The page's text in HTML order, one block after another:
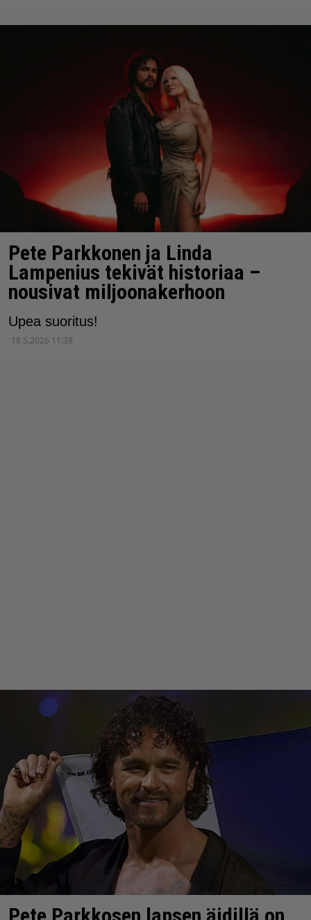
Pete Parkkonen ja Linda
Lampenius tekivät historiaa –
nousivat miljoonakerhoon
Upea suoritus!
18.5.2026 11:38